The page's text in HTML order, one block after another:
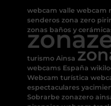
webcam valle webcam
senderos zona zero
zonas baños y
turismo Ainsa
webcams España
Webcam turística
espectaculares
Sobrarbe zonazero